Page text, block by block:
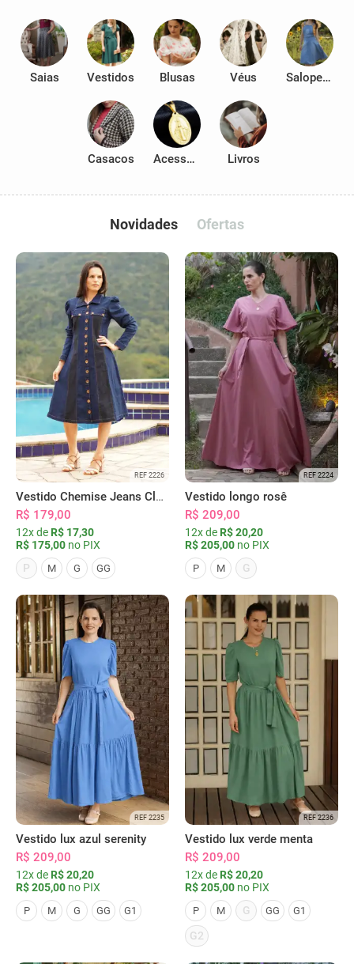
Saias Vestidos Blusas Véus Salopetes
Casacos Acessórios Livros
Novidades Ofertas
REF 2226
Vestido Chemise Jeans Clássica Serena
R$ 179,00
12x de R$ 17,30
R$ 175,00 no PIX
P
M G GG
REF 2224
Vestido longo rosê
R$ 209,00
12x de R$ 20,20
R$ 205,00 no PIX
P M G
REF 2235
Vestido lux azul serenity
R$ 209,00
12x de R$ 20,20
R$ 205,00 no PIX
P M G GG G1
REF 2236
Vestido lux verde menta
R$ 209,00
12x de R$ 20,20
R$ 205,00 no PIX
P M G GG G1
G2